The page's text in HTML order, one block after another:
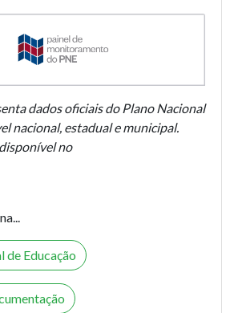
dados oficiais do Plano Nacional
nacional, estadual e municipal.
no
de Educação